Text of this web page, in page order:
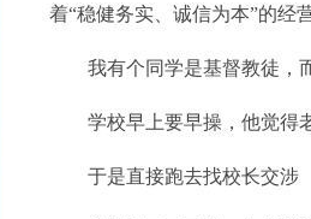
着“稳健务实、诚信为本”的经
我有个同学是基督教徒，
学校早上要早操，他觉得
于是直接跑去找校长交涉